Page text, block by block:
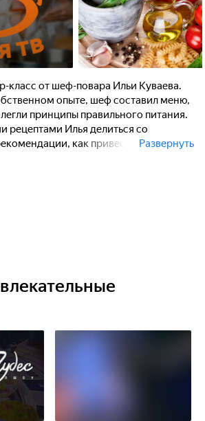
класс от шеф-повара Ильи Куваева.
опыте, шеф составил меню,
принципы правильного питания.
рецептами Илья делиться со
как привести себя в
Развернуть